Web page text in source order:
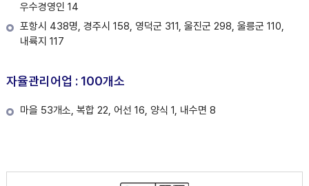
우수경영인 14
포항시 438명, 경주시 158, 영덕군 311, 울진군 298, 울릉군 110,
내륙지 117
자율관리어업 : 100개소
마을 53개소, 복합 22, 어선 16, 양식 1, 내수면 8